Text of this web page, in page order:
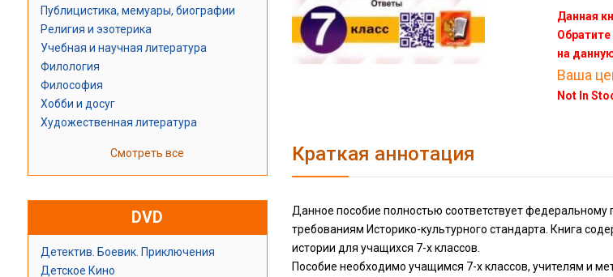
Публицистика, мемуары, биографии
Религия и эзотерика
Учебная и научная литература
Филология
Философия
Хобби и досуг
Художественная литература
Смотреть все
DVD
Детектив. Боевик. Приключения
Детское Кино
Данная
на
Ваша
Not In
Краткая аннотация
Данное пособие полностью соответствует федеральному
требованиям Историко-культурного стандарта. Книга
истории для учащихся 7-х классов.
Пособие необходимо учащимся 7-х классов, учителям и